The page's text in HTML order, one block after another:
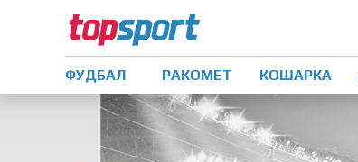
ФУДБАЛ РАКОМЕТ КОШАРКА